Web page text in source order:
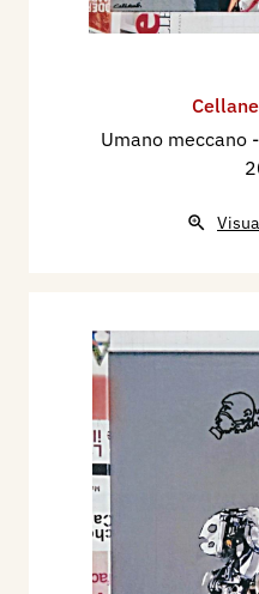
Umano meccano